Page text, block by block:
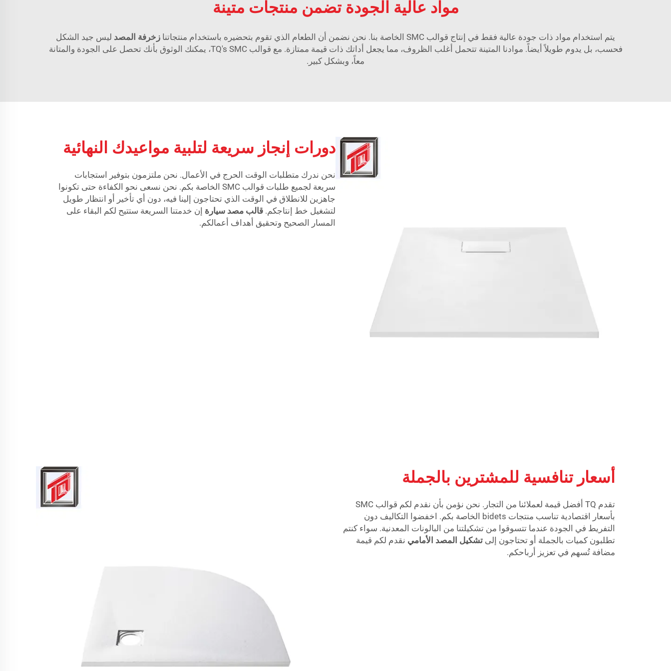
مواد عالية الجودة تضمن منتجات متينة
يتم استخدام مواد ذات جودة عالية فقط في إنتاج قوالب SMC الخاصة بنا. نحن نضمن أن الطعام الذي تقوم بتحضيره باستخدام منتجاتنا زخرفة المصد ليس جيد الشكل
فحسب، بل يدوم طويلاً أيضاً. موادنا المتينة تتحمل أغلب الظروف، مما يجعل أداتك ذات قيمة ممتازة. مع قوالب TQ's SMC، يمكنك الوثوق بأنك تحصل على الجودة والمتانة
معاً، وبشكل كبير.
دورات إنجاز سريعة لتلبية مواعيدك النهائية
نحن ندرك متطلبات الوقت الحرج في الأعمال. نحن ملتزمون بتوفير استجابات
سريعة لجميع طلبات قوالب SMC الخاصة بكم. نحن نسعى نحو الكفاءة حتى تكونوا
جاهزين للانطلاق في الوقت الذي تحتاجون إلينا فيه، دون أي تأخير أو انتظار طويل
لتشغيل خط إنتاجكم. قالب مصد سيارة إن خدمتنا السريعة ستتيح لكم البقاء على
المسار الصحيح وتحقيق أهداف أعمالكم.
أسعار تنافسية للمشترين بالجملة
تقدم TQ أفضل قيمة لعملائنا من التجار. نحن نؤمن بأن نقدم لكم قوالب SMC
بأسعار اقتصادية تناسب منتجات bidets الخاصة بكم. اخفضوا التكاليف دون
التفريط في الجودة عندما تتسوقوا من تشكيلتنا من البالونات المعدنية. سواء كنتم
تطلبون كميات بالجملة أو تحتاجون إلى تشكيل المصد الأمامي نقدم لكم قيمة
مضافة تُسهم في تعزيز أرباحكم.